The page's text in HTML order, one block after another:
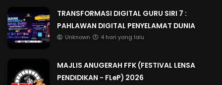
TRANSFORMASI DIGITAL GURU SIRI 7 :
PAHLAWAN DIGITAL PENYELAMAT DUNIA
Unknown 4 hari yang lalu
MAJLIS ANUGERAH FFK (FESTIVAL LENSA
PENDIDIKAN - FLeP) 2026